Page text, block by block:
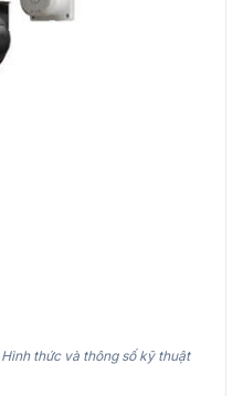
thức và thông số kỹ thuật